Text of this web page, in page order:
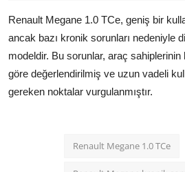
Renault Megane 1.0 TCe, geniş bir
ancak bazı kronik sorunları nedeniyle
modeldir. Bu sorunlar, araç sahiplerinin
göre değerlendirilmiş ve uzun vadeli
gereken noktalar vurgulanmıştır.
Renault Megane 1.0 TCe